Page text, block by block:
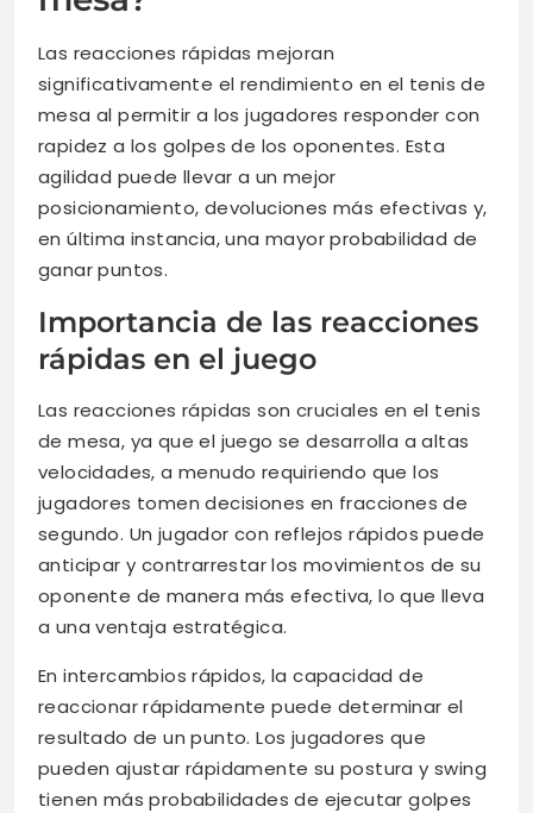
Las reacciones rápidas mejoran
significativamente el rendimiento en el tenis de
mesa al permitir a los jugadores responder con
rapidez a los golpes de los oponentes. Esta
agilidad puede llevar a un mejor
posicionamiento, devoluciones más efectivas y,
en última instancia, una mayor probabilidad de
ganar puntos.
Importancia de las reacciones
rápidas en el juego
Las reacciones rápidas son cruciales en el tenis
de mesa, ya que el juego se desarrolla a altas
velocidades, a menudo requiriendo que los
jugadores tomen decisiones en fracciones de
segundo. Un jugador con reflejos rápidos puede
anticipar y contrarrestar los movimientos de su
oponente de manera más efectiva, lo que lleva
a una ventaja estratégica.
En intercambios rápidos, la capacidad de
reaccionar rápidamente puede determinar el
resultado de un punto. Los jugadores que
pueden ajustar rápidamente su postura y swing
tienen más probabilidades de ejecutar golpes